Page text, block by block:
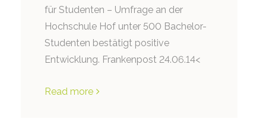
für Studenten – Umfrage an der
Hochschule Hof unter 500 Bachelor-
Studenten bestätigt positive
Entwicklung. Frankenpost 24.06.14<
Read more